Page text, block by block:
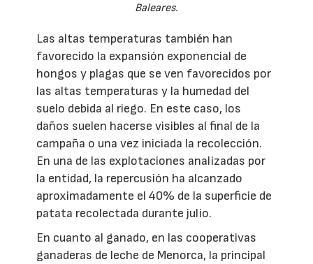
Baleares.
Las altas temperaturas también han
favorecido la expansión exponencial de
hongos y plagas que se ven favorecidos por
las altas temperaturas y la humedad del
suelo debida al riego. En este caso, los
daños suelen hacerse visibles al final de la
campaña o una vez iniciada la recolección.
En una de las explotaciones analizadas por
la entidad, la repercusión ha alcanzado
aproximadamente el 40% de la superficie de
patata recolectada durante julio.
En cuanto al ganado, en las cooperativas
ganaderas de leche de Menorca, la principal